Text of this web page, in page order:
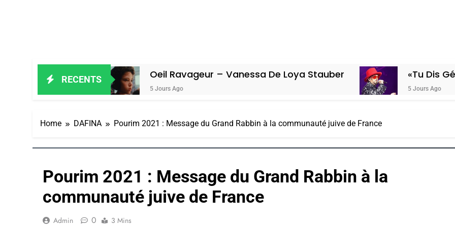
RECENTSOeil Ravageur – Vanessa De Loya Stauber
5 Jours Ago
«Tu Dis Génocide, Je
5 Jours Ago
Home DAFINA Pourim 2021 : Message du Grand Rabbin à la communauté juive de France
Pourim 2021 : Message du Grand Rabbin à la
communauté juive de France
Admin 0 3 Mins